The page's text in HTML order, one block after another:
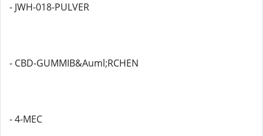
- JWH-018-PULVER
- CBD-GUMMIB&Auml;RCHEN
- 4-MEC